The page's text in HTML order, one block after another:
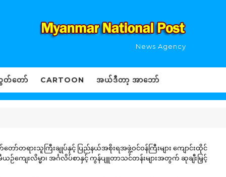
News Agency
တ်တော် CARTOON အယ်ဒီတာ့ အာဘော်
ာ်တရားသူကြီးချုပ်နှင့် ပြည်နယ်အစိုးရအဖွဲ့ဝင်ဝန်ကြီးများ ကျောင်းထိုင်
ဉ်ကျေးလိမ္မာ၊ အင်္ဂလိပ်စာနှင့် ကွန်ပျူတာသင်တန်းများအတွက် ဆုချီးမြှင့်